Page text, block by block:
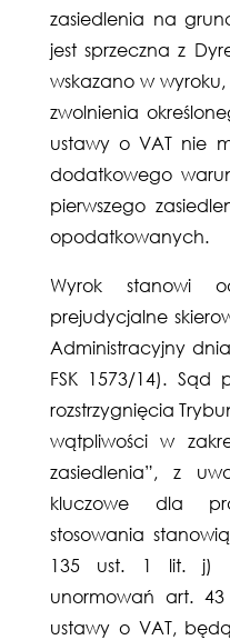
zasiedlenia na
jest sprzeczna z
wskazano w
zwolnienia
ustawy o VAT nie
dodatkowego
pierwszego
opodatkowanych.
Wyrok stanowi
prejudycjalne
Administracyjny
FSK 1573/14). Sąd
rozstrzygnięcia
wątpliwości w
zasiedlenia”, z
kluczowe dla
stosowania
135 ust. 1 lit. j)
unormowań art.
ustawy o VAT,